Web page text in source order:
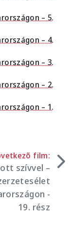
– 5.
– 4.
– 3.
– 2.
– 1.
film:
szívvel –
-
19. rész